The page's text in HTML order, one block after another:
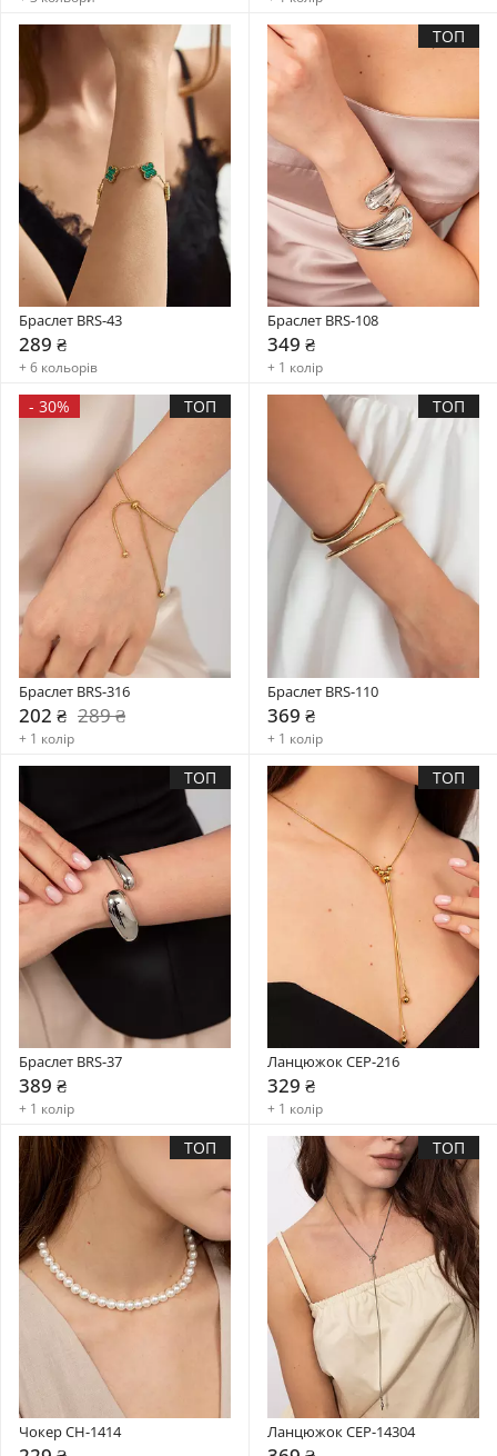
Браслет BRS-43
289 ₴
+ 6 кольорів
ТОП
Браслет BRS-108
349 ₴
+ 1 колір
- 30% ТОП
Браслет BRS-316
202 ₴ 289 ₴
+ 1 колір
ТОП
Браслет BRS-110
369 ₴
+ 1 колір
ТОП
Браслет BRS-37
389 ₴
+ 1 колір
ТОП
Ланцюжок CEP-216
329 ₴
+ 1 колір
ТОП
Чокер CH-1414
ТОП
Ланцюжок CEP-14304